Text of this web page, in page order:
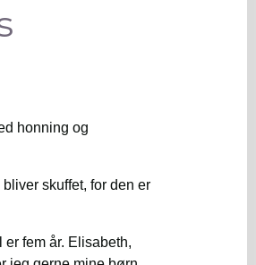
honning og
skuffet, for den er
fem år. Elisabeth,